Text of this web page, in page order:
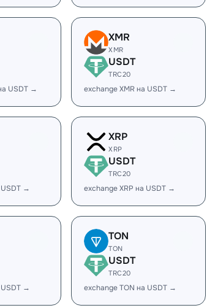
USDT →
XMR
XMR
USDT
TRC20
exchange XMR на USDT →
→
XRP
XRP
USDT
TRC20
exchange XRP на USDT →
→
TON
TON
USDT
TRC20
exchange TON на USDT →